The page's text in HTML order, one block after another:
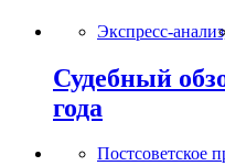
Экспресс-
Судебный
года
Постсоветское